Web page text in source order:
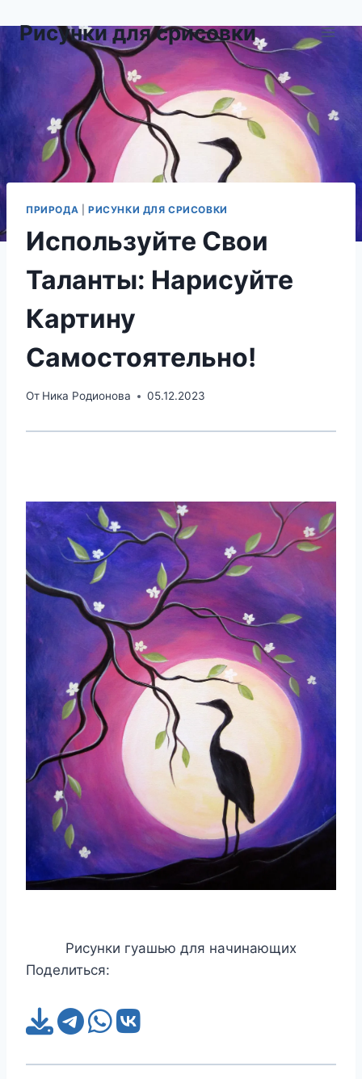
содержимому
Рисунки для срисовки
ПРИРОДА РИСУНКИ ДЛЯ СРИСОВКИ
Используйте Свои
Таланты: Нарисуйте
Картину
Самостоятельно!
От Ника Родионова 05.12.2023
Рисунки гуашью для начинающих
Поделиться: